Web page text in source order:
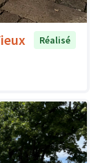
Réalisé